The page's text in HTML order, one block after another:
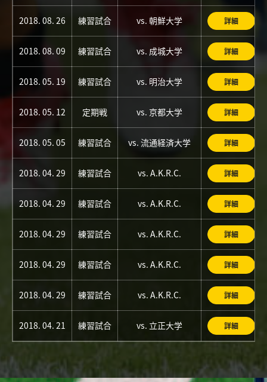
2018. 08. 26 練習試合 vs. 朝鮮大学 詳細
2018. 08. 09 練習試合 vs. 成城大学 詳細
2018. 05. 19 練習試合 vs. 明治大学 詳細
2018. 05. 12 定期戦 vs. 京都大学 詳細
2018. 05. 05 練習試合 vs. 流通経済大学 詳細
2018. 04. 29 練習試合 vs. A.K.R.C. 詳細
2018. 04. 29 練習試合 vs. A.K.R.C. 詳細
2018. 04. 29 練習試合 vs. A.K.R.C. 詳細
2018. 04. 29 練習試合 vs. A.K.R.C. 詳細
2018. 04. 29 練習試合 vs. A.K.R.C. 詳細
2018. 04. 21 練習試合 vs. 立正大学 詳細